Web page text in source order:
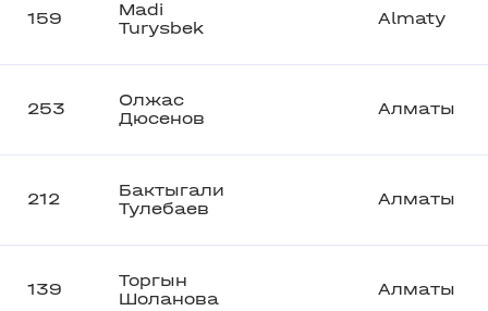
159
Madi
Turysbek
Almaty
253
Олжас
Дюсенов
Алматы
212
Бактыгали
Тулебаев
Алматы
139
Торгын
Шоланова
Алматы